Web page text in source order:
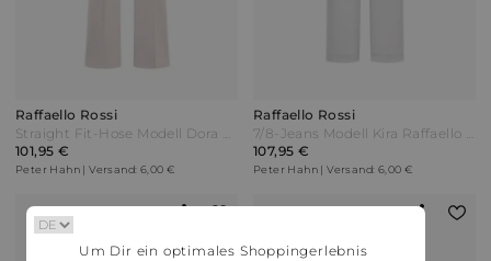
Raffaello Rossi
101,95 €
Peter Hahn | Versand: 6,00 €
Raffaello Rossi
107,95 €
Peter Hahn | Versand: 6,00 €
Um Dir ein optimales Shoppingerlebnis